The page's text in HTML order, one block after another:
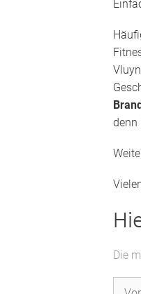
denn
Die